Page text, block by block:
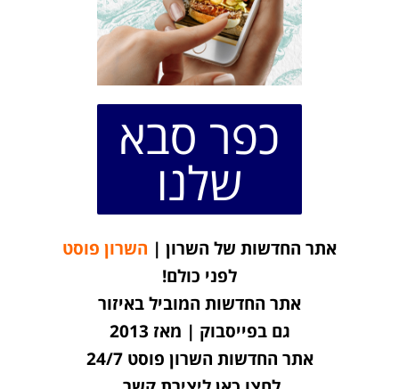
כפר סבא
שלנו
אתר החדשות של השרון | השרון פוסט
לפני כולם!
אתר החדשות המוביל באיזור
גם בפייסבוק | מאז 2013
אתר החדשות השרון פוסט 24/7